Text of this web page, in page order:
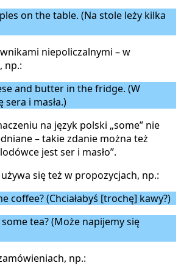
on the table. (Na stole leży kilka
niepoliczalnymi – w
np.:
and butter in the fridge. (W
i masła.)
na język polski „some” nie
– takie zdanie można też
jest ser i masło”.
się też w propozycjach, np.:
coffee? (Chciałabyś [trochę] kawy?)
tea? (Może napijemy się
np.: